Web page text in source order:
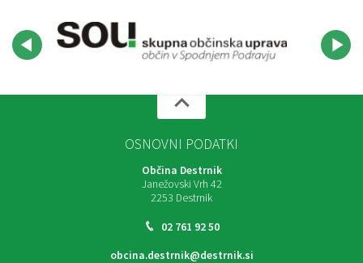
OSNOVNI PODATKI
Občina Destrnik
Janežovski Vrh 42
2253 Destrnik
02 761 92 50
obcina.destrnik@destrnik.si